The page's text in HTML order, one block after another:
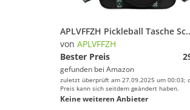
APLVFFZH Pickleball Tasche Schlägertasche Sporttasche
von APLVFFZH
Bester Preis
gefunden bei Amazon
zuletzt überprüft am 27.09.2025 um 00:03;
Preis kann sich seitdem geändert haben.
Keine weiteren Anbieter